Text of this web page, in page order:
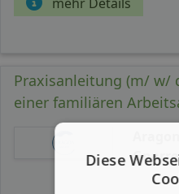
Praxisanleitung (m/ w/
einer familiären
Diese